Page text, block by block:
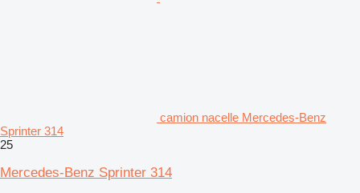
camion nacelle Mercedes-Benz
Sprinter 314
25
Mercedes-Benz Sprinter 314